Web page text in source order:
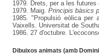
1979. Drets, per a les
1979. Maig. Principis bàsics
1985. "Propulsió eòlica per
Vaixells. Universitat de
1986. 27 d'octubre.
Dibuixos animats (amb